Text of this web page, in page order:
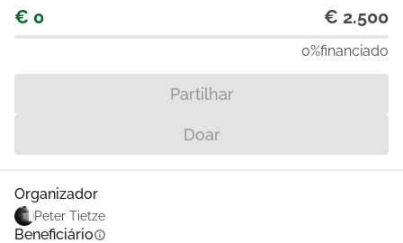
€ 0 € 2.500
0%financiado
Partilhar
Doar
Organizador
Peter Tietze
Beneficiárioinfo